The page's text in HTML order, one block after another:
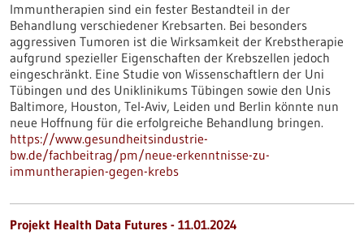
Immuntherapien sind ein fester Bestandteil in der
Behandlung verschiedener Krebsarten. Bei besonders
aggressiven Tumoren ist die Wirksamkeit der Krebstherapie
aufgrund spezieller Eigenschaften der Krebszellen jedoch
eingeschränkt. Eine Studie von Wissenschaftlern der Uni
Tübingen und des Uniklinikums Tübingen sowie den Unis
Baltimore, Houston, Tel-Aviv, Leiden und Berlin könnte nun
neue Hoffnung für die erfolgreiche Behandlung bringen.
https://www.gesundheitsindustrie-
bw.de/fachbeitrag/pm/neue-erkenntnisse-zu-
immuntherapien-gegen-krebs
Projekt Health Data Futures - 11.01.2024